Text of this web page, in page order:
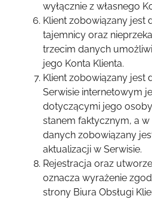
wyłącznie z własnego
Klient zobowiązany jest
tajemnicy oraz
trzecim danych
jego Konta Klienta.
Klient zobowiązany jest
Serwisie internetowym
dotyczącymi jego
stanem faktycznym, a
danych zobowiązany
aktualizacji w Serwisie.
Rejestracja oraz
oznacza wyrażenie
strony Biura Obsługi